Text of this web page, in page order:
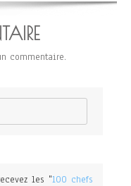
commentaire.
les "100 chefs